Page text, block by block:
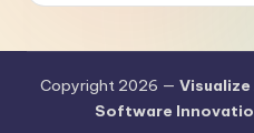
Copyright 2026 —
Software